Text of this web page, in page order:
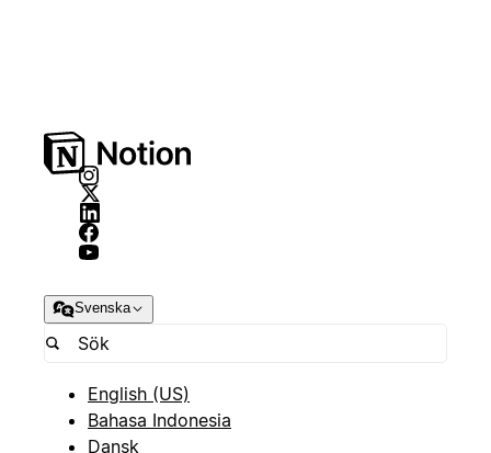
Svenska
English (US)
Bahasa Indonesia
Dansk